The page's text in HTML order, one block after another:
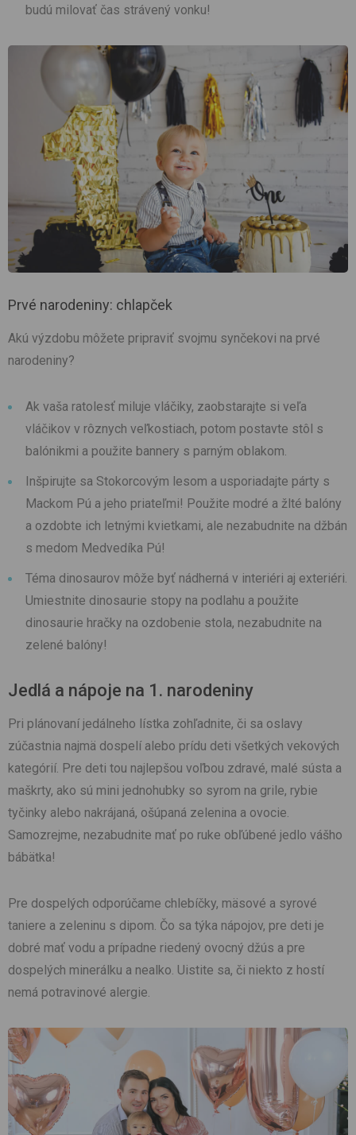
budú milovať čas strávený vonku!
Prvé narodeniny: chlapček
Akú výzdobu môžete pripraviť svojmu synčekovi na prvé
narodeniny?
Ak vaša ratolesť miluje vláčiky, zaobstarajte si veľa
vláčikov v rôznych veľkostiach, potom postavte stôl s
balónikmi a použite bannery s parným oblakom.
Inšpirujte sa Stokorcovým lesom a usporiadajte párty s
Mackom Pú a jeho priateľmi! Použite modré a žlté balóny
a ozdobte ich letnými kvietkami, ale nezabudnite na džbán
s medom Medvedíka Pú!
Téma dinosaurov môže byť nádherná v interiéri aj exteriéri.
Umiestnite dinosaurie stopy na podlahu a použite
dinosaurie hračky na ozdobenie stola, nezabudnite na
zelené balóny!
Jedlá a nápoje na 1. narodeniny
Pri plánovaní jedálneho lístka zohľadnite, či sa oslavy
zúčastnia najmä dospelí alebo prídu deti všetkých vekových
kategórií. Pre deti tou najlepšou voľbou zdravé, malé sústa a
maškrty, ako sú mini jednohubky so syrom na grile, rybie
tyčinky alebo nakrájaná, ošúpaná zelenina a ovocie.
Samozrejme, nezabudnite mať po ruke obľúbené jedlo vášho
bábätka!
Pre dospelých odporúčame chlebíčky, mäsové a syrové
taniere a zeleninu s dipom. Čo sa týka nápojov, pre deti je
dobré mať vodu a prípadne riedený ovocný džús a pre
dospelých minerálku a nealko. Uistite sa, či niekto z hostí
nemá potravinové alergie.